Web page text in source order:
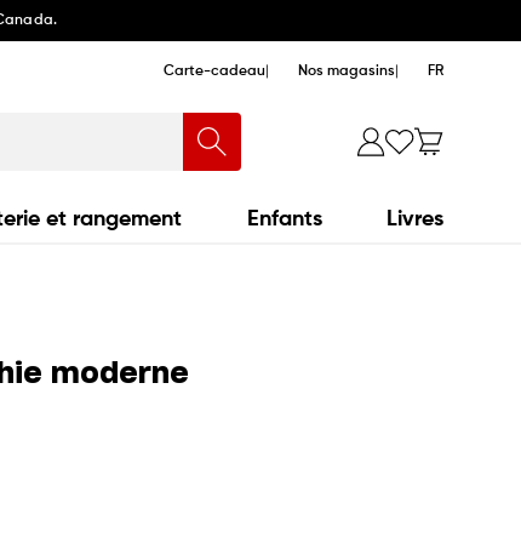
Carte-cadeau Nos magasins FR
et rangement Enfants Livres
moderne